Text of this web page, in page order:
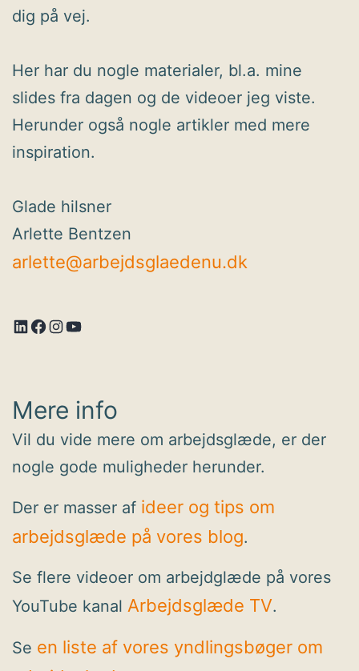
dig på vej.
Her har du nogle materialer, bl.a. mine
slides fra dagen og de videoer jeg viste.
Herunder også nogle artikler med mere
inspiration.
Glade hilsner
Arlette Bentzen
arlette@arbejdsglaedenu.dk
LinkedIn
Facebook
Instagram
YouTube
Mere info
Vil du vide mere om arbejdsglæde, er der
nogle gode muligheder herunder.
Der er masser af ideer og tips om
arbejdsglæde på vores blog.
Se flere videoer om arbejdglæde på vores
YouTube kanal Arbejdsglæde TV.
Se en liste af vores yndlingsbøger om